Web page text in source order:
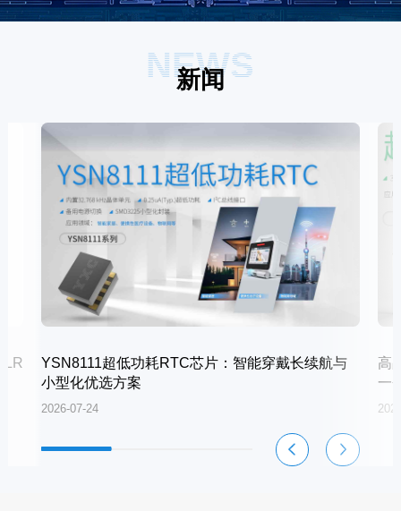
NEWS
新闻
YSN8111超低功耗RTC芯片：智能穿戴长续航与
小型化优选方案
2026-07-24
高
一